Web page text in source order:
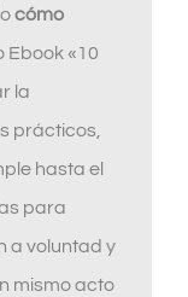
cómo
Ebook «10
la
prácticos,
hasta el
para
a voluntad y
mismo acto